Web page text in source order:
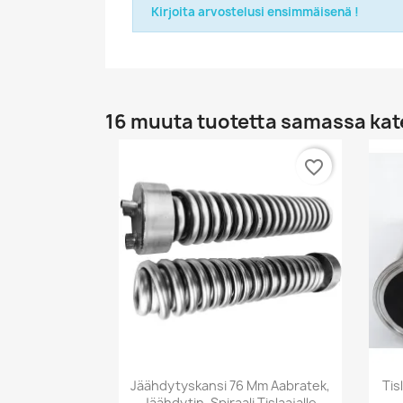
Kirjoita arvostelusi ensimmäisenä !
16 muuta tuotetta samassa
Pikakatselu
Jäähdytyskansi 76 Mm Aabratek,
favorite_border